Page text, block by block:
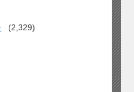
(2,329)